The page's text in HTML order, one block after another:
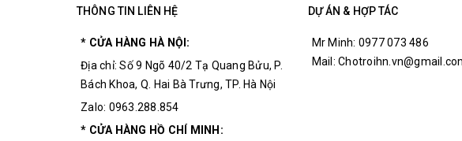
Điện áp cung cấp: 5VDC.
Số phase: 4.
Bước: 5.6250/64.
Tần số: 100 Hz
THÔNG TIN LIÊN HỆ
* CỬA HÀNG HÀ NỘI:
Địa chỉ: Số 9 Ngõ 40/2 Tạ Quang Bửu, P.
Bách Khoa, Q. Hai Bà Trưng, TP. Hà Nội
Zalo: 0963.288.854
* CỬA HÀNG HỒ CHÍ MINH:
DỰ ÁN & HỢP TÁC
Mr Minh: 0977 073 486
Mail: